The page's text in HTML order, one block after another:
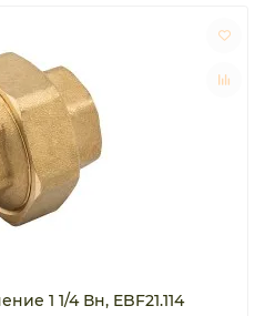
1 1/4 Вн, EBF21.114